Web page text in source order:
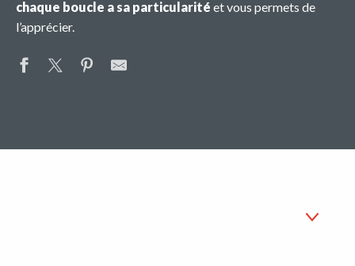
chaque boucle a sa particularité et vous permets de
l’apprécier.